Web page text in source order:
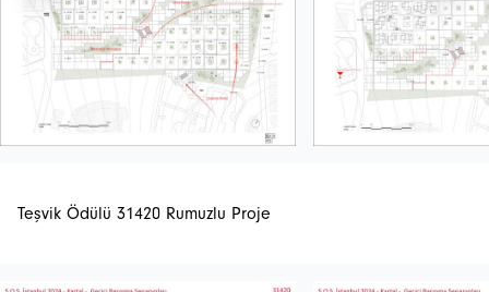
Teşvik Ödülü 31420 Rumuzlu Proje